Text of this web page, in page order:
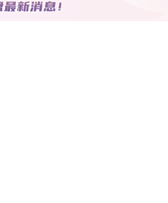
，买房自住的情况下，交通配套确